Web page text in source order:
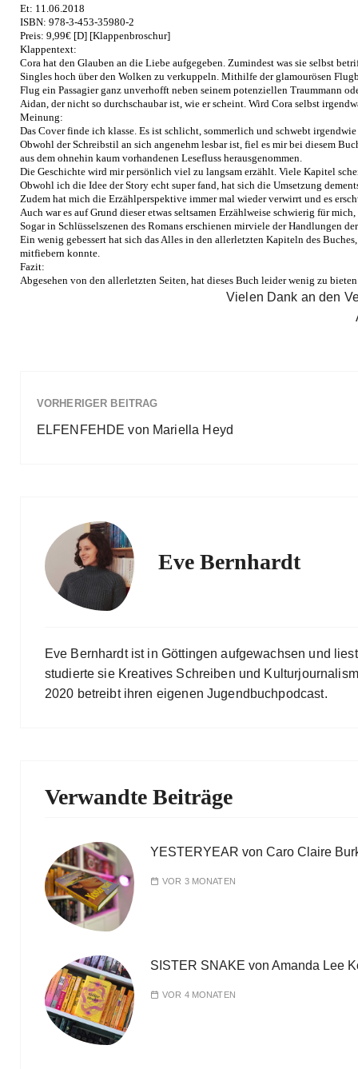
Et: 11.06.2018
ISBN: 978-3-453-35980-2
Preis: 9,99€ [D] [Klappenbroschur]
Klappentext:
Cora hat den Glauben an die Liebe aufgegeben. Zumindest was sie selbst
Singles hoch über den Wolken zu verkuppeln. Mithilfe der glamourösen
Flug ein Passagier ganz unverhofft neben seinem potenziellen Traummann
Aidan, der nicht so durchschaubar ist, wie er scheint. Wird Cora selbst
Meinung:
Das Cover finde ich klasse. Es ist schlicht, sommerlich und schwebt
Obwohl der Schreibstil an sich angenehm lesbar ist, fiel es mir bei diesem
aus dem ohnehin kaum vorhandenen Lesefluss herausgenommen.
Die Geschichte wird mir persönlich viel zu langsam erzählt. Viele Kapitel
Obwohl ich die Idee der Story echt super fand, hat sich die Umsetzung
Zudem hat mich die Erzählperspektive immer mal wieder verwirrt und es
Auch war es auf Grund dieser etwas seltsamen Erzählweise schwierig für
Sogar in Schlüsselszenen des Romans erschienen mirviele der Handlungen
Ein wenig gebessert hat sich das Alles in den allerletzten Kapiteln des
mitfiebern konnte.
Fazit:
Abgesehen von den allerletzten Seiten, hat dieses Buch leider wenig zu
Vielen Dank an den
VORHERIGER BEITRAG
ELFENFEHDE von Mariella Heyd
Eve Bernhardt
Eve Bernhardt ist in Göttingen aufgewachsen und
studierte sie Kreatives Schreiben und
2020 betreibt ihren eigenen Jugendbuchpodcast.
Verwandte Beiträge
YESTERYEAR von Caro Claire
VOR 3 MONATEN
SISTER SNAKE von Amanda Lee
VOR 4 MONATEN